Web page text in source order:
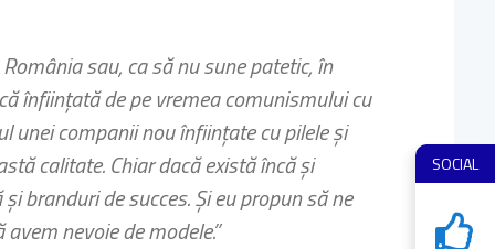
SOCIAL
sau, ca să nu sune patetic, în
înființată de pe vremea comunismului cu
unei companii nou înființate cu pilele și
calitate. Chiar dacă există încă și
branduri de succes. Și eu propun să ne
nevoie de modele.”